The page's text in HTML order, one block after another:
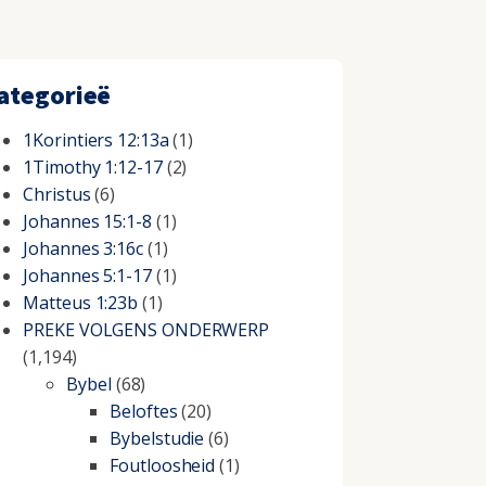
1Korintiers 12:13a(1)
1Timothy 1:12-17(2)
Christus(6)
Johannes 15:1-8 (1)
Johannes 3:16c(1)
Johannes 5:1-17(1)
Matteus 1:23b (1)
PREKE VOLGENS ONDERWERP
(1,194)
Bybel (68)
Beloftes(20)
Bybelstudie (6)
Foutloosheid (1)